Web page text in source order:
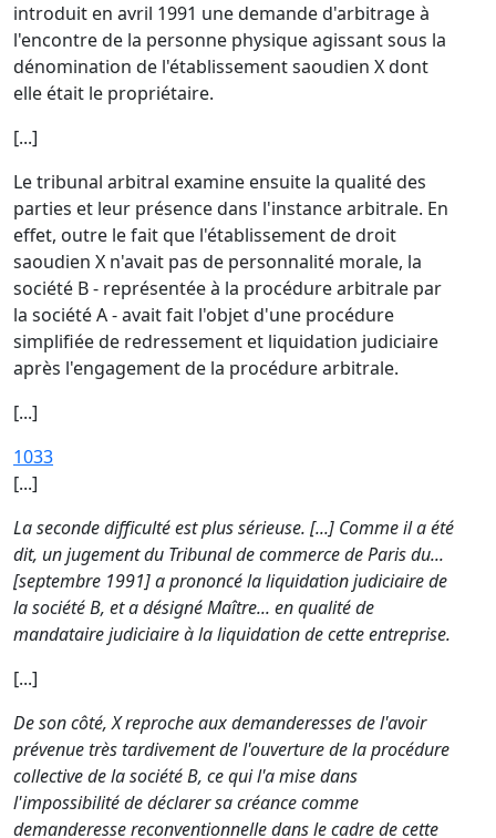
introduit en avril 1991 une demande d'arbitrage à
l'encontre de la personne physique agissant sous la
dénomination de l'établissement saoudien X dont
elle était le propriétaire.
[...]
Le tribunal arbitral examine ensuite la qualité des
parties et leur présence dans l'instance arbitrale. En
effet, outre le fait que l'établissement de droit
saoudien X n'avait pas de personnalité morale, la
société B - représentée à la procédure arbitrale par
la société A - avait fait l'objet d'une procédure
simplifiée de redressement et liquidation judiciaire
après l'engagement de la procédure arbitrale.
[...]
1033
[...]
La seconde difficulté est plus sérieuse. [...] Comme il a été
dit, un jugement du Tribunal de commerce de Paris du...
[septembre 1991] a prononcé la liquidation judiciaire de
la société B, et a désigné Maître... en qualité de
mandataire judiciaire à la liquidation de cette entreprise.
[...]
De son côté, X reproche aux demanderesses de l'avoir
prévenue très tardivement de l'ouverture de la procédure
collective de la société B, ce qui l'a mise dans
l'impossibilité de déclarer sa créance comme
demanderesse reconventionnelle dans le cadre de cette